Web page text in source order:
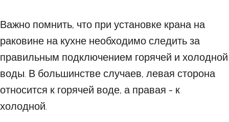
Важно помнить, что при установке крана на
раковине на кухне необходимо следить за
правильным подключением горячей и холодной
воды. В большинстве случаев, левая сторона
относится к горячей воде, а правая - к
холодной.